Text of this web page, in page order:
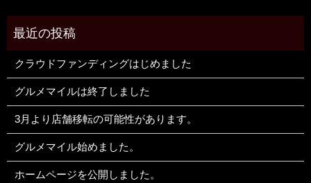
クラウドファンディングはじめました
グルメマイルは終了しました
3月より店舗移転の可能性があります。
グルメマイル始めました。
ホームページを公開しました。